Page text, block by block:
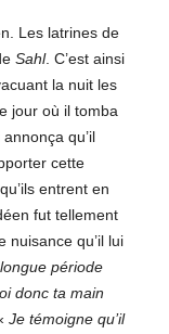
Les latrines de
Sahl. C’est ainsi
la nuit les
jour où il tomba
qu’il
cette
entrent en
fut tellement
nuisance qu’il lui
période
donc ta main
Je témoigne qu’il